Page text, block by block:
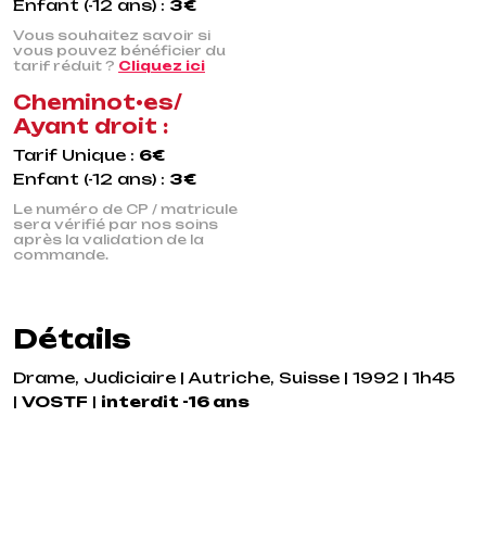
Enfant (-12 ans) : 3€
Vous souhaitez savoir si
vous pouvez bénéficier du
tarif réduit ? Cliquez ici
Cheminot•es/
Ayant droit :
Tarif Unique : 6€
Enfant (-12 ans) : 3€
Le numéro de CP / matricule
sera vérifié par nos soins
après la validation de la
commande.
Détails
Drame, Judiciaire | Autriche, Suisse | 1992 | 1h45
| VOSTF | interdit -16 ans